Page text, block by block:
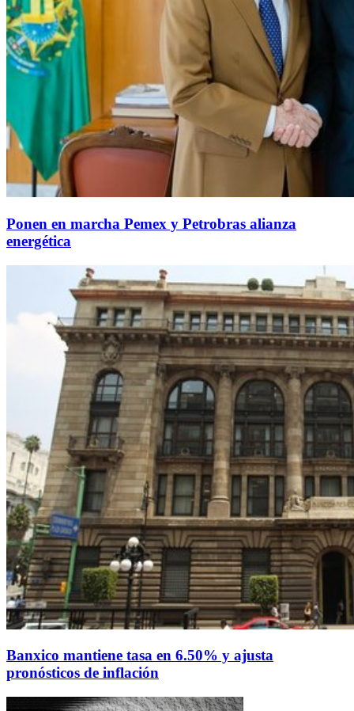
Ponen en marcha Pemex y Petrobras alianza
energética
Banxico mantiene tasa en 6.50% y ajusta
pronósticos de inflación